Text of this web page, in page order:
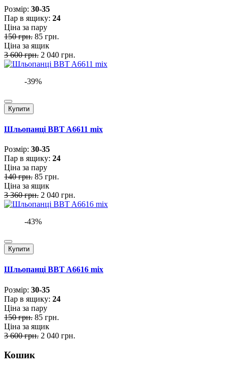
Розмiр: 30-35
Пар в ящику: 24
Ціна за пару
150 грн. 85 грн.
Ціна за ящик
3 600 грн. 2 040 грн.
-39%
Купити
Шльопанці BBT A6611 mix
Розмiр: 30-35
Пар в ящику: 24
Ціна за пару
140 грн. 85 грн.
Ціна за ящик
3 360 грн. 2 040 грн.
-43%
Купити
Шльопанці BBT A6616 mix
Розмiр: 30-35
Пар в ящику: 24
Ціна за пару
150 грн. 85 грн.
Ціна за ящик
3 600 грн. 2 040 грн.
Кошик